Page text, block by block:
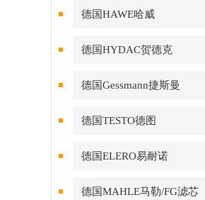
德国HAWE哈威
德国HYDAC贺德克
德国Gessmann捷斯曼
德国TESTO德图
德国ELERO易耐诺
德国MAHLE马勒/FG滤芯